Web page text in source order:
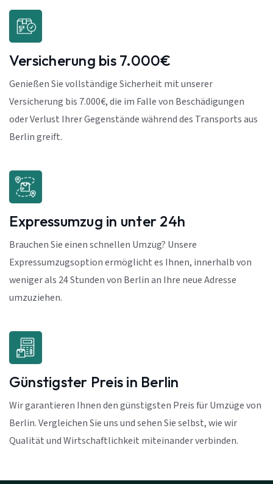
Versicherung bis 7.000€
Genießen Sie vollständige Sicherheit mit unserer
Versicherung bis 7.000€, die im Falle von Beschädigungen
oder Verlust Ihrer Gegenstände während des Transports aus
Berlin greift.
Expressumzug in unter 24h
Brauchen Sie einen schnellen Umzug? Unsere
Expressumzugsoption ermöglicht es Ihnen, innerhalb von
weniger als 24 Stunden von Berlin an Ihre neue Adresse
umzuziehen.
Günstigster Preis in Berlin
Wir garantieren Ihnen den günstigsten Preis für Umzüge von
Berlin. Vergleichen Sie uns und sehen Sie selbst, wie wir
Qualität und Wirtschaftlichkeit miteinander verbinden.